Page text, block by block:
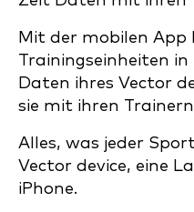
Mit der mobilen App
Trainingseinheiten
Daten ihres Vector
sie mit ihren
Alles, was jeder
Vector device, eine
iPhone.